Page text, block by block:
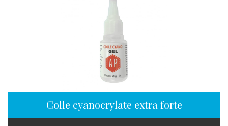
Colle cyanocrylate extra forte